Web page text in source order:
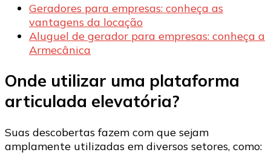
Geradores para empresas: conheça as
vantagens da locação
Aluguel de gerador para empresas: conheça a
Armecânica
Onde utilizar uma plataforma
articulada elevatória?
Suas descobertas fazem com que sejam
amplamente utilizadas em diversos setores, como: